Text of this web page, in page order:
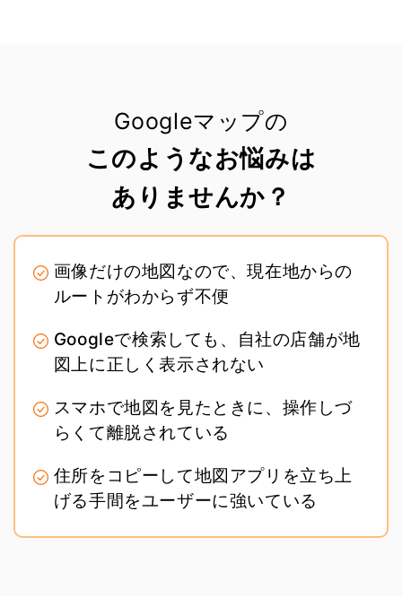
Googleマップの
このようなお悩みは
ありませんか？
画像だけの地図なので、現在地からの
ルートがわからず不便
Googleで検索しても、自社の店舗が地
図上に正しく表示されない
スマホで地図を見たときに、操作しづ
らくて離脱されている
住所をコピーして地図アプリを立ち上
げる手間をユーザーに強いている